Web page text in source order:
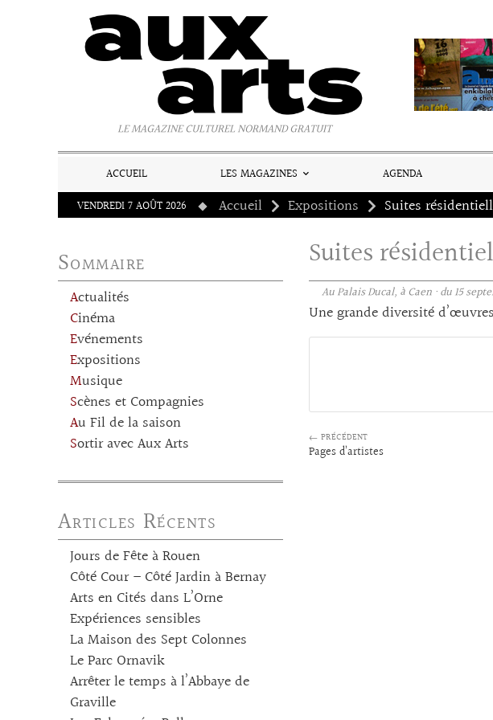
LE MAGAZINE CULTUREL NORMAND GRATUIT
ACCUEIL LES MAGAZINES AGENDA
VENDREDI 7 AOÛT 2026
Accueil Expositions Suites
Sommaire
Actualités
Cinéma
Evénements
Expositions
Musique
Scènes et Compagnies
Au Fil de la saison
Sortir avec Aux Arts
Articles Récents
Jours de Fête à Rouen
Côté Cour – Côté Jardin à Bernay
Arts en Cités dans L’Orne
Expériences sensibles
La Maison des Sept Colonnes
Le Parc Ornavik
Arrêter le temps à l’Abbaye de
Graville
Suites
Au Palais Ducal, à Caen · du 15
Une grande diversité
← PRÉCÉDENT
Pages d’artistes
Panneau de gestion des cookies